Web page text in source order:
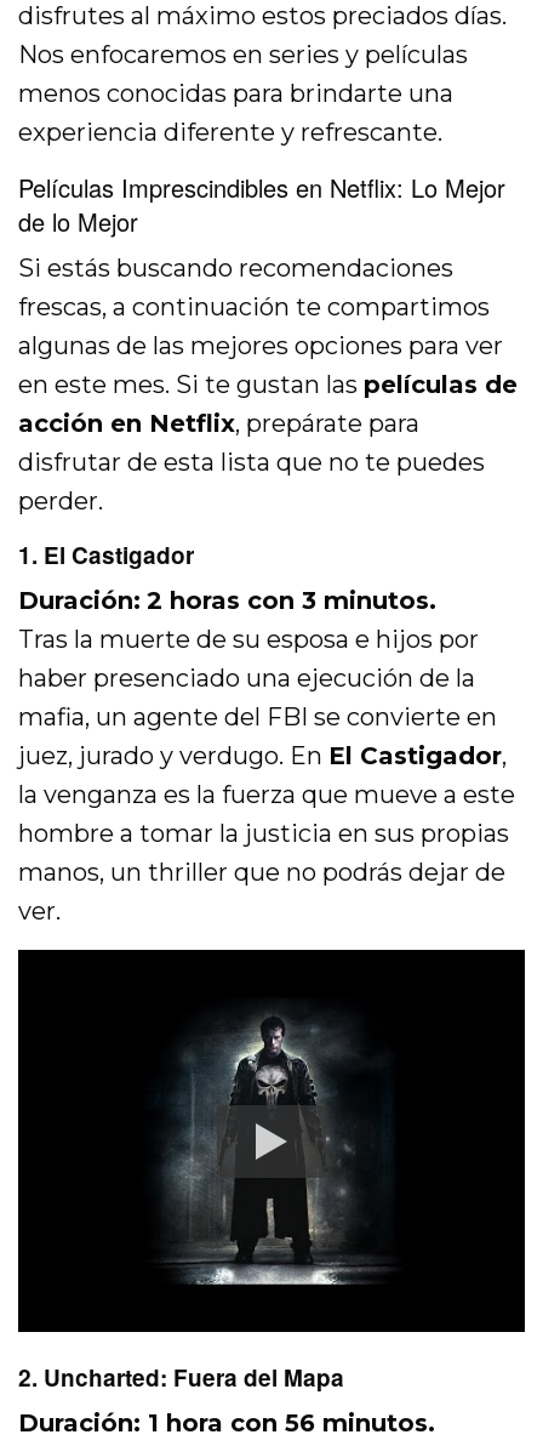
disfrutes al máximo estos preciados días.
Nos enfocaremos en series y películas
menos conocidas para brindarte una
experiencia diferente y refrescante.
Películas Imprescindibles en Netflix: Lo Mejor
de lo Mejor
Si estás buscando recomendaciones
frescas, a continuación te compartimos
algunas de las mejores opciones para ver
en este mes. Si te gustan las películas de
acción en Netflix, prepárate para
disfrutar de esta lista que no te puedes
perder.
1. El Castigador
Duración: 2 horas con 3 minutos.
Tras la muerte de su esposa e hijos por
haber presenciado una ejecución de la
mafia, un agente del FBI se convierte en
juez, jurado y verdugo. En El Castigador,
la venganza es la fuerza que mueve a este
hombre a tomar la justicia en sus propias
manos, un thriller que no podrás dejar de
ver.
2. Uncharted: Fuera del Mapa
Duración: 1 hora con 56 minutos.